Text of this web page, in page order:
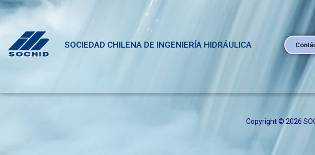
SOCIEDAD CHILENA DE INGENIERÍA HIDRÁULICA
Copyright © 2026